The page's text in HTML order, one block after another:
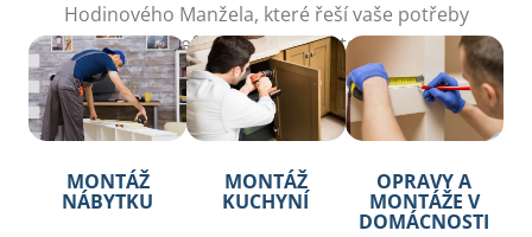
Hodinového Manžela, které řeší vaše potřeby
rychle a efektivně. Nechte to na nás.
MONTÁŽ
NÁBYTKU
MONTÁŽ
KUCHYNÍ
OPRAVY A
MONTÁŽE V
DOMÁCNOSTI